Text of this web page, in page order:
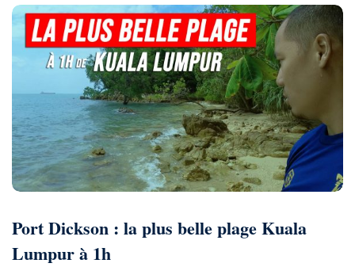
Port Dickson : la plus belle plage Kuala
Lumpur à 1h